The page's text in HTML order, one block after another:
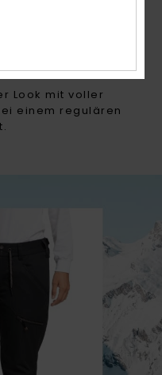
Look mit voller
einem regulären